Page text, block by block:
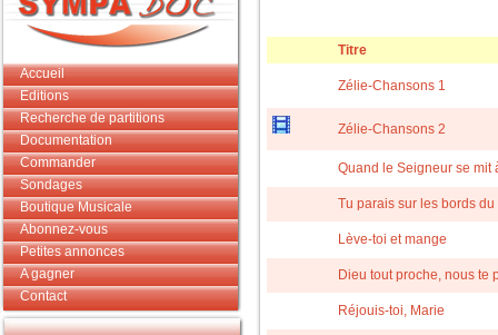
Accueil
Editions
Recherche de partitions
Documentation
Commander
Sondages
Boutique Musicale
Abonnez-vous
Petites annonces
A gagner
Contact
Titre
Zélie-Chansons 1
Zélie-Chansons 2
Quand le Seigneur se mit
Tu parais sur les bords
Lève-toi et mange
Dieu tout proche, nous te
Réjouis-toi, Marie